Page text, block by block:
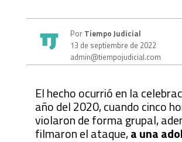
PorTiempo Judicial
13 de septiembre de 2022
admin@tiempojudicial.com
El hecho ocurrió en la
año del 2020, cuando cinco
violaron de forma grupal,
filmaron el ataque,a una